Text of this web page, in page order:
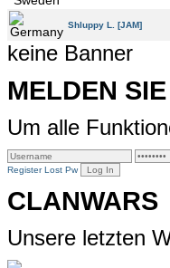
Shluppy L. [JAM]
keine Banner
MELDEN
Um alle
Register Lost Pw
CLANWARS
Unsere letzten